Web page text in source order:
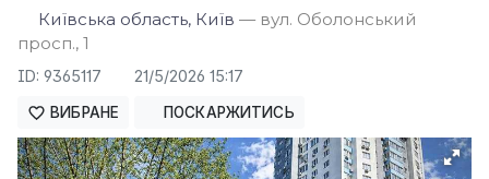
Київська область, Київ — вул. Оболонський
просп., 1
ID: 9365117 21/5/2026 15:17
ВИБРАНЕ ПОСКАРЖИТИСЬ